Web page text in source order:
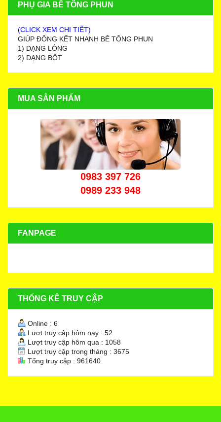
PHỤ GIA BÊ TÔNG PHUN
(CLICK XEM CHI TIẾT)
GIÚP ĐÔNG KẾT NHANH BÊ TÔNG PHUN
1) DẠNG LỎNG
2) DẠNG BỘT
MUA SẢN PHẨM
0983 397 726
0989 233 948
FANPAGE
THỐNG KÊ TRUY CẬP
Online : 6
Lượt truy cập hôm nay : 52
Lượt truy cập hôm qua : 1058
Lượt truy cập trong tháng : 3675
Tổng truy cập : 961640